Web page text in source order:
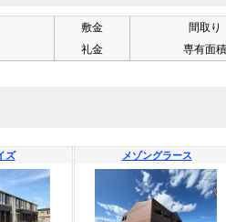
敷金
礼金
間取り
専有面積
ズ メゾングラース